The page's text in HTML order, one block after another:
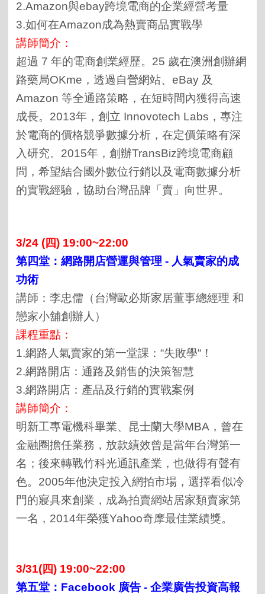
2.Amazon與ebay跨境電商的企業經營考量
3.如何在Amazon成為熱賣商品實戰學
講師簡介：
超過 7 年的電商創業經歷。25 歲在澳洲創辦網
路藥局OKme，透過自營網站、eBay 及
Amazon 等全通路策略，在短時間內獲得高速
成長。2013年，創立 Innovotech Labs，專注
於電商的價格競爭數據分析，在定價策略有深
入研究。2015年，創辦TransBiz跨境電商顧
問，希望結合國外數位行銷以及電商數據分析
的實戰經驗，協助台灣品牌「賣」向世界。
3/24 (四) 19:00~22:00
第四堂：網路開店營運與管理 - 人氣賣家的成
功術
講師：李忠儒（台灣歐必斯家居董事總經理 和
戀家小舖創辦人）
課程重點：
1.網路人氣賣家的第一堂課：“失敗學“！
2.網路開店：通路及銷售的決策智慧
3.網路開店：產品及行銷的實戰案例
講師簡介：
明新工專電機科畢業、昆士蘭大學MBA，曾在
金融圈擔任業務，放款績效曾是當年台灣第一
名；後來轉戰竹科光通訊產業，也做得有聲有
色。2005年他決定投入網拍市場，選擇看似冷
門的寢具來創業，成為拍賣網站居家類賣家第
一名，2014年榮獲Yahoo奇摩最佳業績獎。
3/31(四) 19:00~22:00
第五堂：Facebook 廣告 -企業廣告投資高報